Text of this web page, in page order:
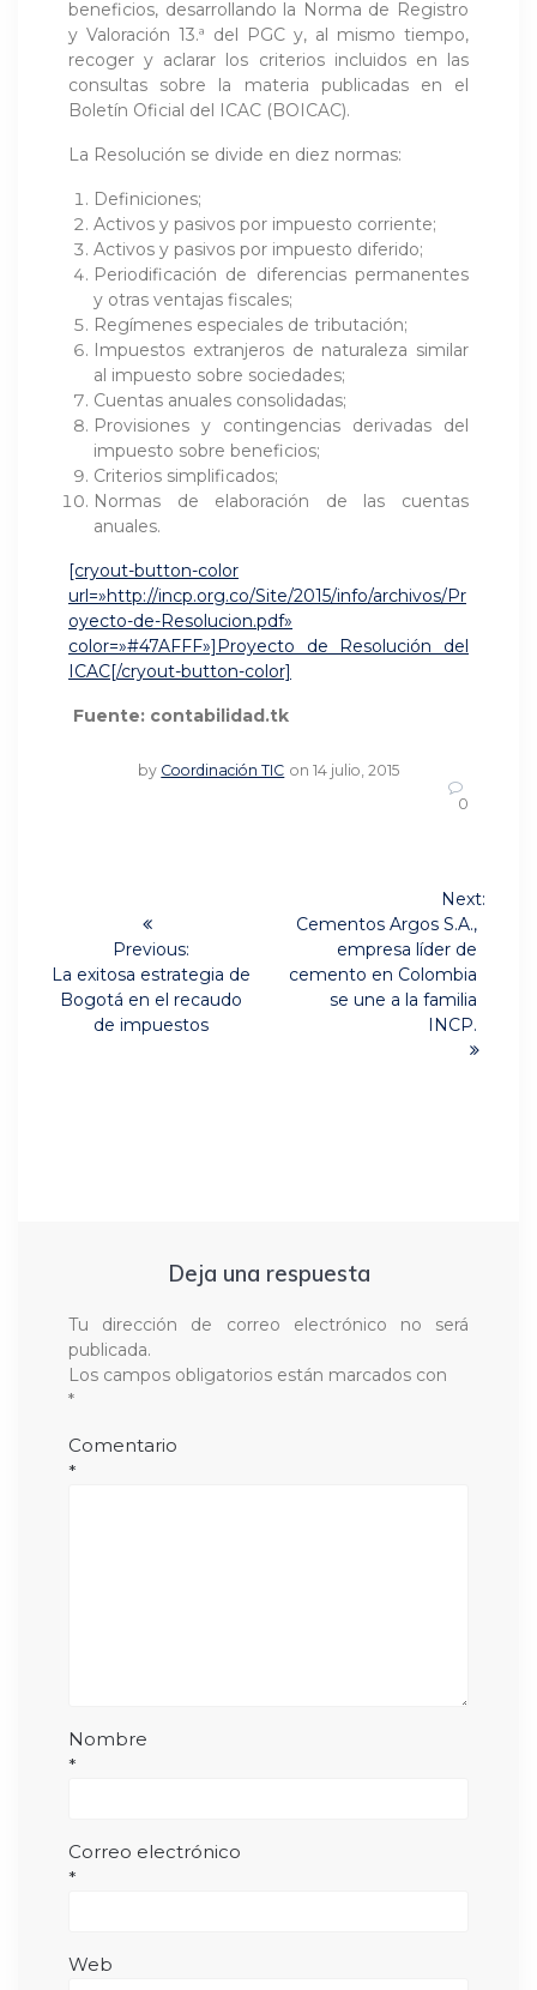
beneficios, desarrollando la Norma de Registro
y Valoración 13.ª del PGC y, al mismo tiempo,
recoger y aclarar los criterios incluidos en las
consultas sobre la materia publicadas en el
Boletín Oficial del ICAC (BOICAC).
La Resolución se divide en diez normas:
Definiciones;
Activos y pasivos por impuesto corriente;
Activos y pasivos por impuesto diferido;
Periodificación de diferencias permanentes
y otras ventajas fiscales;
Regímenes especiales de tributación;
Impuestos extranjeros de naturaleza similar
al impuesto sobre sociedades;
Cuentas anuales consolidadas;
Provisiones y contingencias derivadas del
impuesto sobre beneficios;
Criterios simplificados;
Normas de elaboración de las cuentas
anuales.
[cryout-button-color
url=»http://incp.org.co/Site/2015/info/archivos/Pr
oyecto-de-Resolucion.pdf»
color=»#47AFFF»]Proyecto de Resolución del
ICAC[/cryout-button-color]
Fuente: contabilidad.tk
by Coordinación TIC on 14 julio, 2015
0
entradas
Previous:
Previous
post:
La exitosa estrategia de
Bogotá en el recaudo
de impuestos
Next:
Next
Cementos Argos S.A.,
empresa líder de
cemento en Colombia
se une a la familia
INCP.
Deja una respuesta
Tu dirección de correo electrónico no será
publicada.
Los campos obligatorios están marcados con
*
Comentario
*
Nombre
*
Correo electrónico
*
Web